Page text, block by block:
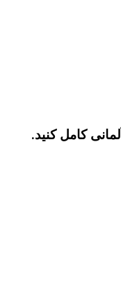
کامل کنید.